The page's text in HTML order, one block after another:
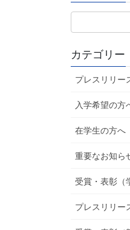
カテゴリー
プレスリリー
入学希望の方
在学生の方へ
重要なお知ら
受賞・表彰（
プレスリリー